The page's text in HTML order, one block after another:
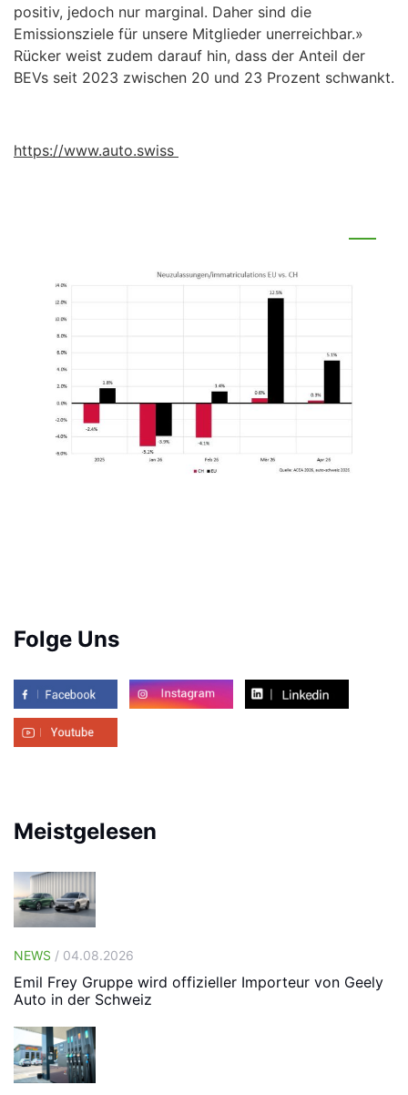
positiv, jedoch nur marginal. Daher sind die
Emissionsziele für unsere Mitglieder unerreichbar.»
Rücker weist zudem darauf hin, dass der Anteil der
BEVs seit 2023 zwischen 20 und 23 Prozent schwankt.
https://www.auto.swiss
Folge Uns
Meistgelesen
NEWS / 04.08.2026
Emil Frey Gruppe wird offizieller Importeur von Geely
Auto in der Schweiz